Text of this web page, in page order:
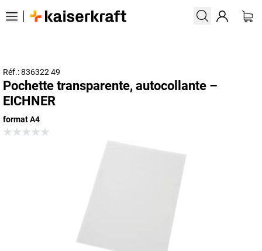
Réf.: 836322 49
Pochette transparente, autocollante –
EICHNER
format A4